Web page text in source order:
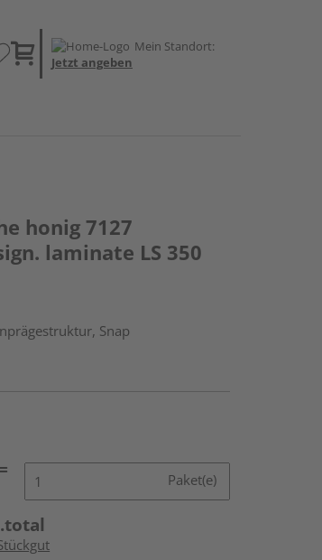
Mein Standort:
Jetzt angeben
honig 7127
laminate LS 350
Snap
Paket(e)